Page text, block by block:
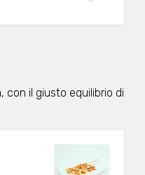
con il giusto equilibrio di